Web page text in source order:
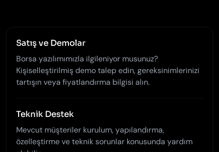
Satış ve Demolar
Borsa yazılımımızla ilgileniyor musunuz?
Kişiselleştirilmiş demo talep edin, gereksinimlerinizi
tartışın veya fiyatlandırma bilgisi alın.
Teknik Destek
Mevcut müşteriler kurulum, yapılandırma,
özelleştirme ve teknik sorunlar konusunda yardım